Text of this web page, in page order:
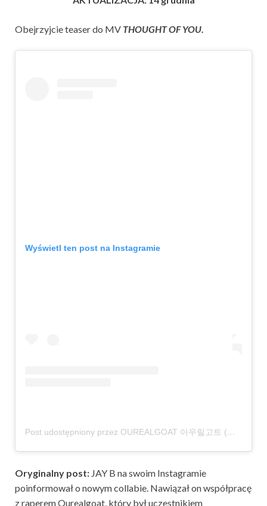
Obejrzyjcie teaser do MV THOUGHT OF YOU.
Wyświetl ten post na Instagramie
Post udostępniony przez OUREALGOAT 아우릴고트 (@ourealgoat)
Oryginalny post: JAY B na swoim Instagramie
poinformował o nowym collabie. Nawiązał on współpracę
z raperem Ourealgoat, który był uczestnikiem